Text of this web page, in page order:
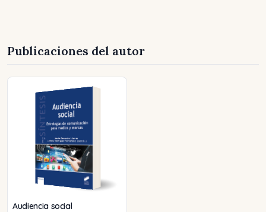
Publicaciones del autor
Audiencia social